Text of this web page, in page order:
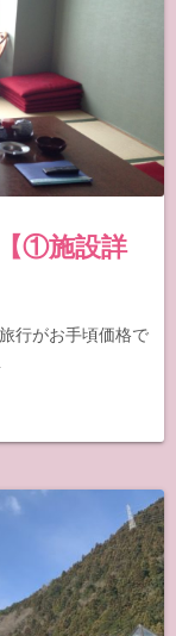
①施設詳
行がお手頃価格で